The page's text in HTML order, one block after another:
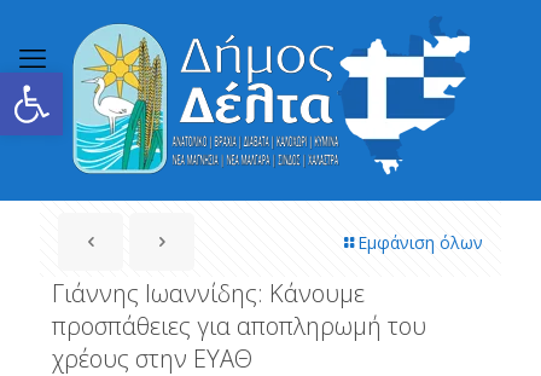
Ανοίξτε τη γραμμή εργαλείων
Εμφάνιση όλων
Γιάννης Ιωαννίδης: Κάνουμε
προσπάθειες για αποπληρωμή του
χρέους στην ΕΥΑΘ